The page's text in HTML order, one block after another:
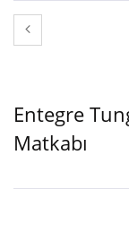
Entegre
Matkabı